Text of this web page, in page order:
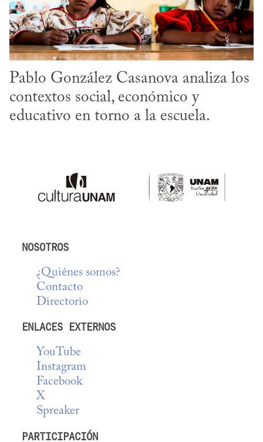
Pablo González Casanova analiza los
contextos social, económico y
educativo en torno a la escuela.
NOSOTROS
¿Quiénes somos?
Contacto
Directorio
ENLACES EXTERNOS
YouTube
Instagram
Facebook
X
Spreaker
PARTICIPACIÓN